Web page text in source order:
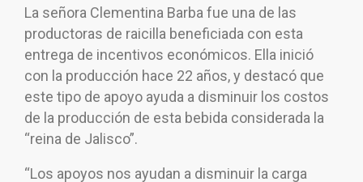
La señora Clementina Barba fue una de las
productoras de raicilla beneficiada con esta
entrega de incentivos económicos. Ella inició
con la producción hace 22 años, y destacó que
este tipo de apoyo ayuda a disminuir los costos
de la producción de esta bebida considerada la
“reina de Jalisco”.
“Los apoyos nos ayudan a disminuir la carga